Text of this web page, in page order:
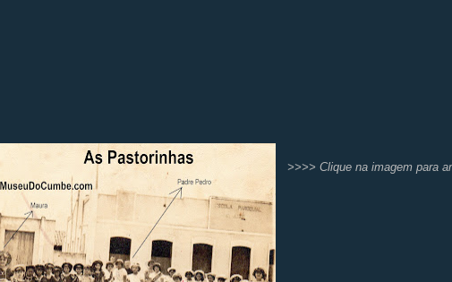
>>>> Clique na imagem para